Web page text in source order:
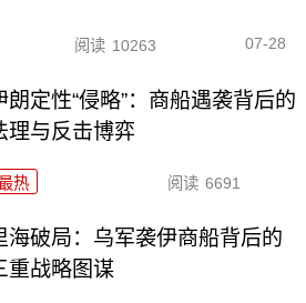
阅读 10263 07-28
朗定性“侵略”：商船遇袭背后的
理与反击博弈
热 阅读 6691
海破局：乌军袭伊商船背后的
重战略图谋